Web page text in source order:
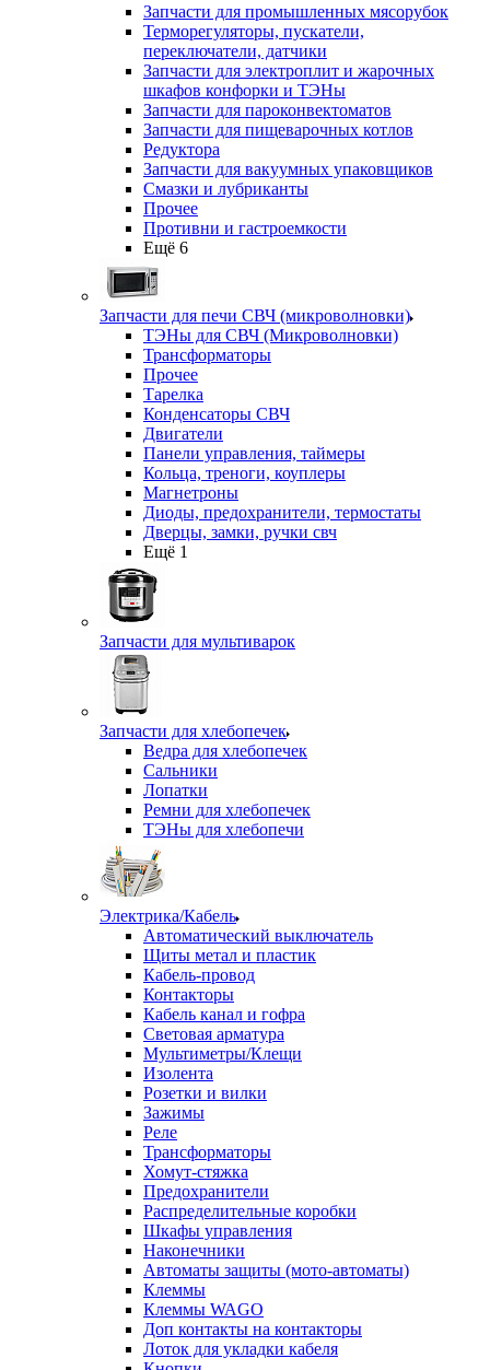
Запчасти для промышленных мясорубок
Терморегуляторы, пускатели,
переключатели, датчики
Запчасти для электроплит и жарочных
шкафов конфорки и ТЭНы
Запчасти для пароконвектоматов
Запчасти для пищеварочных котлов
Редуктора
Запчасти для вакуумных упаковщиков
Смазки и лубриканты
Прочее
Противни и гастроемкости
Ещё 6
Запчасти для печи СВЧ (микроволновки)
ТЭНы для СВЧ (Микроволновки)
Трансформаторы
Прочее
Тарелка
Конденсаторы СВЧ
Двигатели
Панели управления, таймеры
Кольца, треноги, коуплеры
Магнетроны
Диоды, предохранители, термостаты
Дверцы, замки, ручки свч
Ещё 1
Запчасти для мультиварок
Запчасти для хлебопечек
Ведра для хлебопечек
Сальники
Лопатки
Ремни для хлебопечек
ТЭНы для хлебопечи
Электрика/Кабель
Автоматический выключатель
Щиты метал и пластик
Кабель-провод
Контакторы
Кабель канал и гофра
Световая арматура
Мультиметры/Клещи
Изолента
Розетки и вилки
Зажимы
Реле
Трансформаторы
Хомут-стяжка
Предохранители
Распределительные коробки
Шкафы управления
Наконечники
Автоматы защиты (мото-автоматы)
Клеммы
Клеммы WAGO
Доп контакты на контакторы
Лоток для укладки кабеля